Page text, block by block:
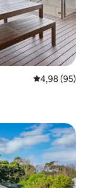
Середня
4,98 (95)